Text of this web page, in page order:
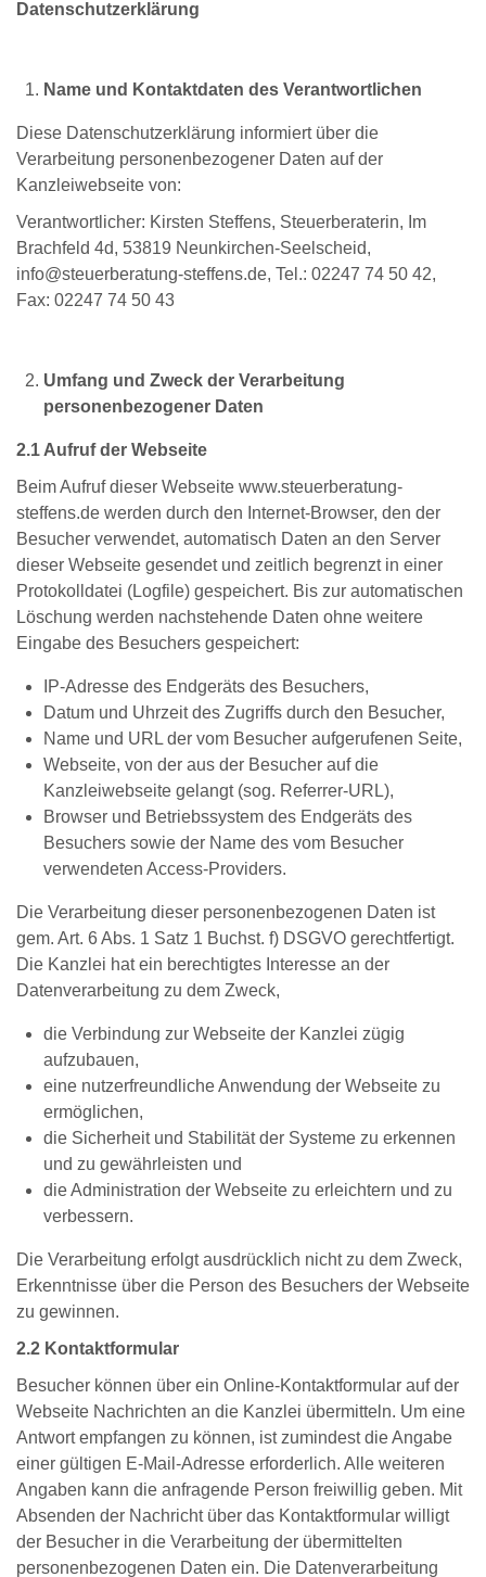
Datenschutzerklärung
Name und Kontaktdaten des Verantwortlichen
Diese Datenschutzerklärung informiert über die
Verarbeitung personenbezogener Daten auf der
Kanzleiwebseite von:
Verantwortlicher: Kirsten Steffens, Steuerberaterin, Im
Brachfeld 4d, 53819 Neunkirchen-Seelscheid,
info@steuerberatung-steffens.de, Tel.: 02247 74 50 42,
Fax: 02247 74 50 43
Umfang und Zweck der Verarbeitung
personenbezogener Daten
2.1 Aufruf der Webseite
Beim Aufruf dieser Webseite www.steuerberatung-
steffens.de werden durch den Internet-Browser, den der
Besucher verwendet, automatisch Daten an den Server
dieser Webseite gesendet und zeitlich begrenzt in einer
Protokolldatei (Logfile) gespeichert. Bis zur automatischen
Löschung werden nachstehende Daten ohne weitere
Eingabe des Besuchers gespeichert:
IP-Adresse des Endgeräts des Besuchers,
Datum und Uhrzeit des Zugriffs durch den Besucher,
Name und URL der vom Besucher aufgerufenen Seite,
Webseite, von der aus der Besucher auf die
Kanzleiwebseite gelangt (sog. Referrer-URL),
Browser und Betriebssystem des Endgeräts des
Besuchers sowie der Name des vom Besucher
verwendeten Access-Providers.
Die Verarbeitung dieser personenbezogenen Daten ist
gem. Art. 6 Abs. 1 Satz 1 Buchst. f) DSGVO gerechtfertigt.
Die Kanzlei hat ein berechtigtes Interesse an der
Datenverarbeitung zu dem Zweck,
die Verbindung zur Webseite der Kanzlei zügig
aufzubauen,
eine nutzerfreundliche Anwendung der Webseite zu
ermöglichen,
die Sicherheit und Stabilität der Systeme zu erkennen
und zu gewährleisten und
die Administration der Webseite zu erleichtern und zu
verbessern.
Die Verarbeitung erfolgt ausdrücklich nicht zu dem Zweck,
Erkenntnisse über die Person des Besuchers der Webseite
zu gewinnen.
2.2 Kontaktformular
Besucher können über ein Online-Kontaktformular auf der
Webseite Nachrichten an die Kanzlei übermitteln. Um eine
Antwort empfangen zu können, ist zumindest die Angabe
einer gültigen E-Mail-Adresse erforderlich. Alle weiteren
Angaben kann die anfragende Person freiwillig geben. Mit
Absenden der Nachricht über das Kontaktformular willigt
der Besucher in die Verarbeitung der übermittelten
personenbezogenen Daten ein. Die Datenverarbeitung